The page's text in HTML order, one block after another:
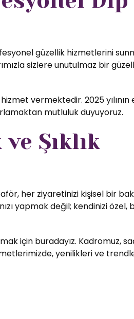
güzellik hizmetlerini
sizlere unutulmaz bir
vermektedir. 2025 yılının
mutluluk duyuyoruz.
Şıklık
her ziyaretinizi kişisel bir
yapmak değil; kendinizi özel,
için buradayız. Kadromuz,
yenilikleri ve